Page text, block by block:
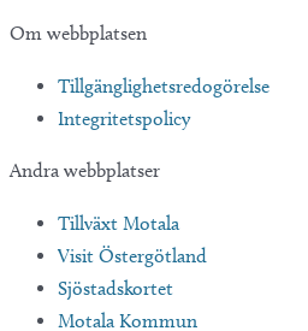
Om webbplatsen
Tillgänglighetsredogörelse
Integritetspolicy
Andra webbplatser
Tillväxt Motala
Visit Östergötland
Sjöstadskortet
Motala Kommun